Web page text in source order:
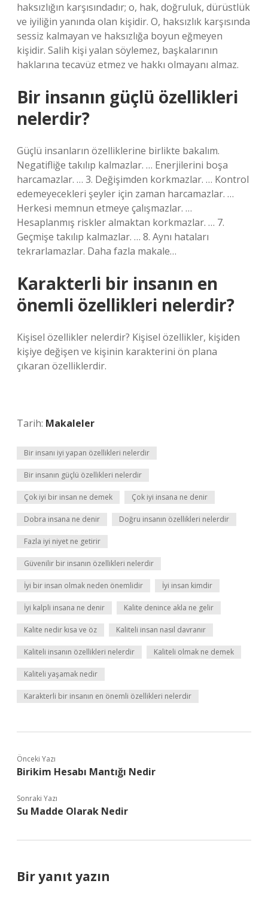
haksızlığın karşısındadır; o, hak, doğruluk, dürüstlük
ve iyiliğin yanında olan kişidir. O, haksızlık karşısında
sessiz kalmayan ve haksızlığa boyun eğmeyen
kişidir. Salih kişi yalan söylemez, başkalarının
haklarına tecavüz etmez ve hakkı olmayanı almaz.
Bir insanın güçlü özellikleri
nelerdir?
Güçlü insanların özelliklerine birlikte bakalım.
Negatifliğe takılıp kalmazlar. … Enerjilerini boşa
harcamazlar. … 3. Değişimden korkmazlar. … Kontrol
edemeyecekleri şeyler için zaman harcamazlar. …
Herkesi memnun etmeye çalışmazlar. …
Hesaplanmış riskler almaktan korkmazlar. … 7.
Geçmişe takılıp kalmazlar. … 8. Aynı hataları
tekrarlamazlar. Daha fazla makale…
Karakterli bir insanın en
önemli özellikleri nelerdir?
Kişisel özellikler nelerdir? Kişisel özellikler, kişiden
kişiye değişen ve kişinin karakterini ön plana
çıkaran özelliklerdir.
Tarih: Makaleler
Bir insanı iyi yapan özellikleri nelerdir
Bir insanın güçlü özellikleri nelerdir
Çok iyi bir insan ne demek Çok iyi insana ne denir
Dobra insana ne denir Doğru insanın özellikleri nelerdir
Fazla iyi niyet ne getirir
Güvenilir bir insanın özellikleri nelerdir
İyi bir insan olmak neden önemlidir İyi insan kimdir
İyi kalpli insana ne denir Kalite denince akla ne gelir
Kalite nedir kısa ve öz Kaliteli insan nasıl davranır
Kaliteli insanın özellikleri nelerdir Kaliteli olmak ne demek
Kaliteli yaşamak nedir
Karakterli bir insanın en önemli özellikleri nelerdir
Önceki Yazı
Birikim Hesabı Mantığı Nedir
Sonraki Yazı
Su Madde Olarak Nedir
Bir yanıt yazın